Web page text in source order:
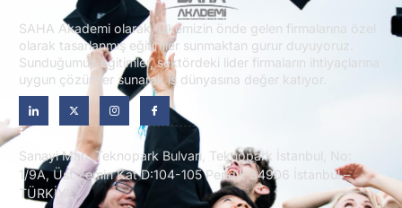
SAHA Akademi olarak, ülkemizin önde gelen firmalarına özel
olarak tasarlanmış eğitimler sunmaktan gurur duyuyoruz.
Sunduğumuz eğitimler, sektördeki lider firmaların ihtiyaçlarına
uygun çözümler sunarak iş dünyasına değer katıyor.
İletişim
Sanayi Mah. Teknopark Bulvarı, Teknopark İstanbul, No:
1/9A, Üst Zemin Kat D:104-105 Pendik 34906 İstanbul –
TÜRKİYE.